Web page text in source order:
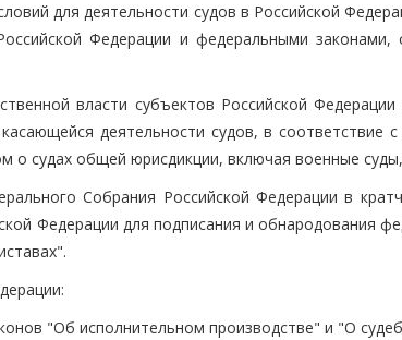
для деятельности судов в Российской
Федерации и федеральными законами,
власти субъектов Российской
деятельности судов, в соответствие
о судах общей юрисдикции, включая военные
Собрания Российской Федерации в
Федерации для подписания и обнародования
"Об исполнительном производстве" и "О